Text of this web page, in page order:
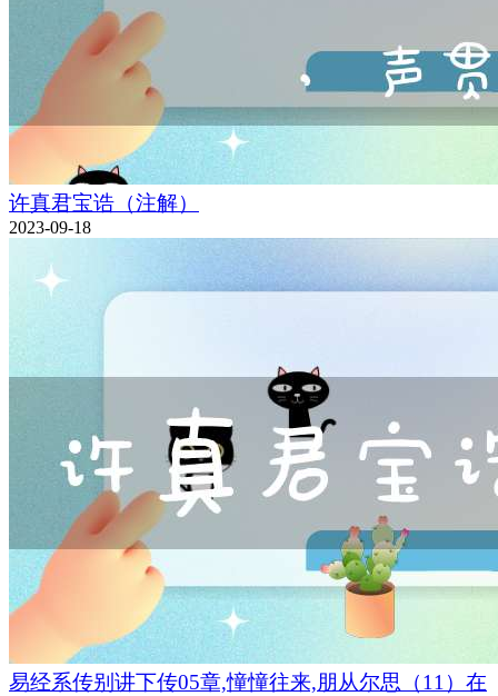
许真君宝诰（注解）
2023-09-18
易经系传别讲下传05章,憧憧往来,朋从尔思（11）在